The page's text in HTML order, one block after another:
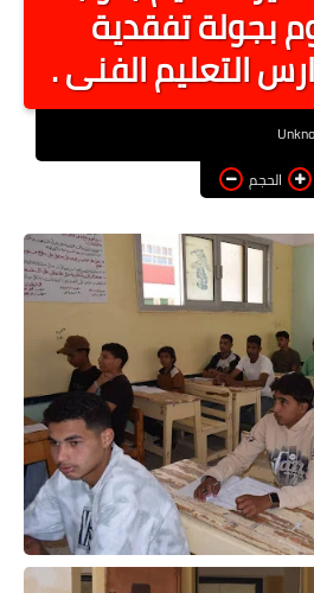
أخبار الرياصة
الطب البديل
منوعات
خدمات
اخبار فنيه
التعليم
الصحه
الطقس
معلومه قانونيه
تكنولوجيا المعلومات
حوادث وقضايا
بجولة تفقدية
التعليم الفنى .
الحجم